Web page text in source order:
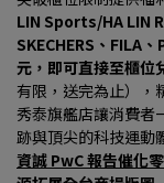
LIN Sports/HA LIN
SKECHERS、FILA
元，即可直接至櫃位
有限，送完為止），
秀泰旗艦店讓消費者
跡與頂尖的科技運動
資誠 PwC 報告催化